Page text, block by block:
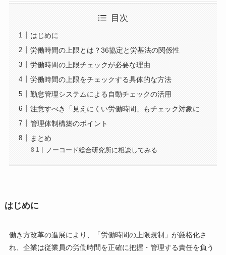
目次
はじめに
労働時間の上限とは？36協定と労基法の関係性
労働時間の上限チェックが必要な理由
労働時間の上限をチェックする具体的な方法
勤怠管理システムによる自動チェックの活用
注意すべき「見えにくい労働時間」もチェック対象に
管理体制構築のポイント
まとめ
ノーコード総合研究所に相談してみる
はじめに
働き方改革の進展により、「労働時間の上限規制」が厳格化さ
れ、企業は従業員の労働時間を正確に把握・管理する責任を負う